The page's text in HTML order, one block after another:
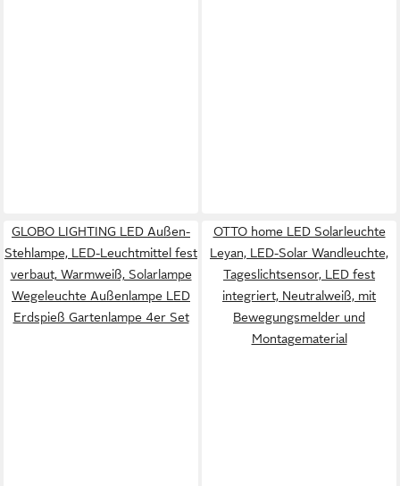
GLOBO LIGHTING LED Außen-
Stehlampe, LED-Leuchtmittel fest
verbaut, Warmweiß, Solarlampe
Wegeleuchte Außenlampe LED
Erdspieß Gartenlampe 4er Set
OTTO home LED Solarleuchte
Leyan, LED-Solar Wandleuchte,
Tageslichtsensor, LED fest
integriert, Neutralweiß, mit
Bewegungsmelder und
Montagematerial